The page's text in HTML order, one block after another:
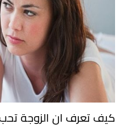
كيف تعرف ان الزوجة